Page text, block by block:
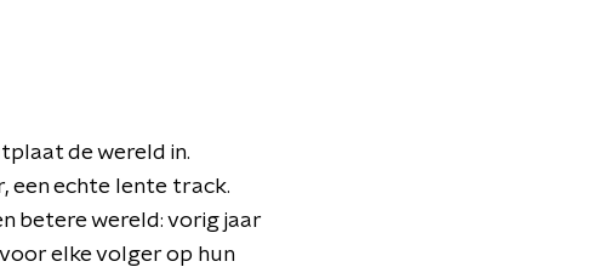
de wereld in.
een echte lente track.
betere wereld: vorig jaar
elke volger op hun